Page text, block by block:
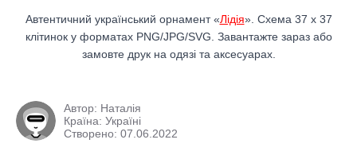
Автентичний український орнамент «Лідія». Схема 37 x 37
клітинок у форматах PNG/JPG/SVG. Завантажте зараз або
замовте друк на одязі та аксесуарах.
Автор: Наталія
Країна: Україні
Створено: 07.06.2022